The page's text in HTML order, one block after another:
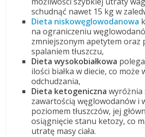
schudnąć nawet 15 kg w
Dieta niskowęglowodanowa
na ograniczeniu
zmniejszonym apetytem oraz
spalaniem tłuszczu,
Dieta wysokobiałkowa
ilości białka w diecie, co może
odchudzania,
Dieta ketogeniczna wyróżnia
zawartością węglowodanów i
poziomem tłuszczów, jej
osiągnięcie stanu ketozy, co
utratę masy ciała.